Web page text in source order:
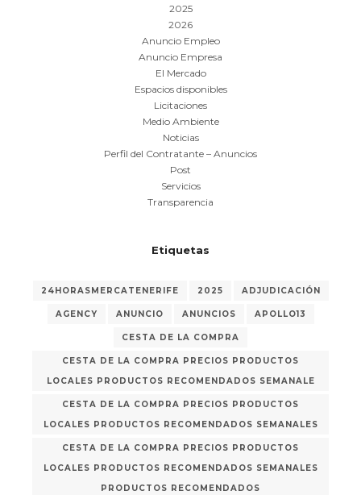
2025
2026
Anuncio Empleo
Anuncio Empresa
El Mercado
Espacios disponibles
Licitaciones
Medio Ambiente
Noticias
Perfil del Contratante – Anuncios
Post
Servicios
Transparencia
Etiquetas
24HORASMERCATENERIFE 2025 ADJUDICACIÓN
AGENCY ANUNCIO ANUNCIOS APOLLO13
CESTA DE LA COMPRA
CESTA DE LA COMPRA PRECIOS PRODUCTOS
LOCALES PRODUCTOS RECOMENDADOS SEMANALE
CESTA DE LA COMPRA PRECIOS PRODUCTOS
LOCALES PRODUCTOS RECOMENDADOS SEMANALES
CESTA DE LA COMPRA PRECIOS PRODUCTOS
LOCALES PRODUCTOS RECOMENDADOS SEMANALES
PRODUCTOS RECOMENDADOS